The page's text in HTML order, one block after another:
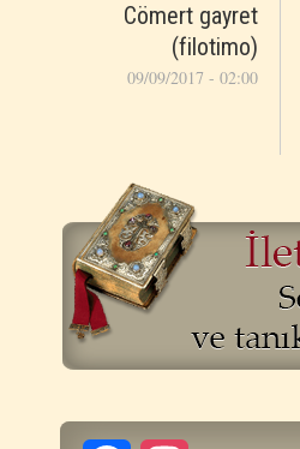
Cömert gayret
(filotimo)
09/09/2017 - 02:00